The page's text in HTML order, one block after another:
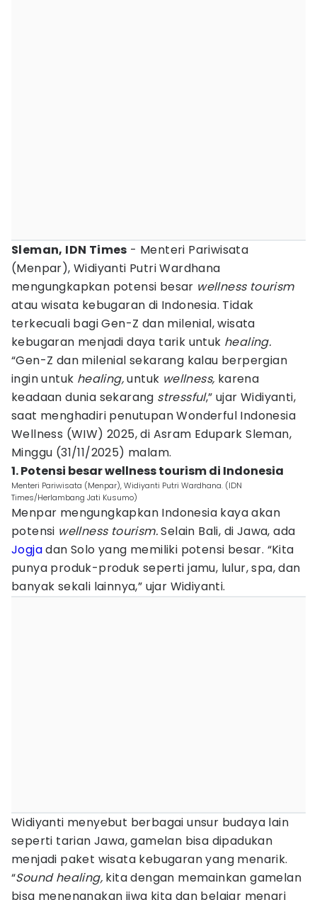
Sleman, IDN Times - Menteri Pariwisata
(Menpar), Widiyanti Putri Wardhana
mengungkapkan potensi besar wellness tourism
atau wisata kebugaran di Indonesia. Tidak
terkecuali bagi Gen-Z dan milenial, wisata
kebugaran menjadi daya tarik untuk healing.
“Gen-Z dan milenial sekarang kalau berpergian
ingin untuk healing,untuk wellness, karena
keadaan dunia sekarang stressful,” ujar Widiyanti,
saat menghadiri penutupan Wonderful Indonesia
Wellness (WIW) 2025, di Asram Edupark Sleman,
Minggu (31/11/2025) malam.
1. Potensi besar wellness tourism di Indonesia
Menteri Pariwisata (Menpar), Widiyanti Putri Wardhana. (IDN
Times/Herlambang Jati Kusumo)
Menpar mengungkapkan Indonesia kaya akan
potensi wellness tourism.Selain Bali, di Jawa, ada
Jogjadan Solo yang memiliki potensi besar. “Kita
punya produk-produk seperti jamu, lulur, spa, dan
banyak sekali lainnya,” ujar Widiyanti.
Widiyanti menyebut berbagai unsur budaya lain
seperti tarian Jawa, gamelan bisa dipadukan
menjadi paket wisata kebugaran yang menarik.
“Sound healing, kita dengan memainkan gamelan
bisa menenangkan jiwa kita dan belajar menari